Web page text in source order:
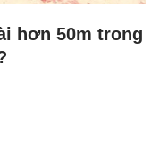
hơn 50m trong